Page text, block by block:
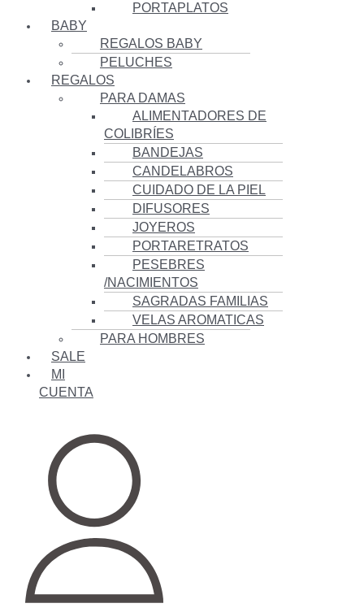
PORTAPLATOS
BABY
REGALOS BABY
PELUCHES
REGALOS
PARA DAMAS
ALIMENTADORES DE
COLIBRÍES
BANDEJAS
CANDELABROS
CUIDADO DE LA PIEL
DIFUSORES
JOYEROS
PORTARETRATOS
PESEBRES
/NACIMIENTOS
SAGRADAS FAMILIAS
VELAS AROMATICAS
PARA HOMBRES
SALE
MI
CUENTA